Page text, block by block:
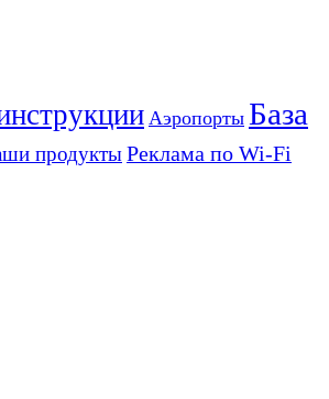
Аэропорты База
продуктыРеклама по Wi-Fi